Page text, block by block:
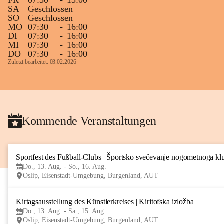
SA
Geschlossen
SO
Geschlossen
MO 07:30 - 16:00
DI
07:30 - 16:00
MI
07:30 - 16:00
DO
07:30 - 16:00
Zuletzt bearbeitet: 03.02.2026
Kommende Veranstaltungen
Sportfest des Fußball-Clubs | Športsko svečevanje nogometnoga
Do., 13. Aug. - So., 16. Aug.
Oslip, Eisenstadt-Umgebung, Burgenland, AUT
Kirtagsausstellung des Künstlerkreises | Kiritofska izložba
Do., 13. Aug. - Sa., 15. Aug.
Oslip, Eisenstadt-Umgebung, Burgenland, AUT